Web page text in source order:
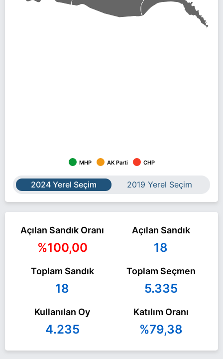
MHP AK Parti CHP
2024 Yerel Seçim 2019 Yerel Seçim
Açılan Sandık Oranı
%100,00
Açılan Sandık
18
Toplam Sandık
18
Toplam Seçmen
5.335
Kullanılan Oy
4.235
Katılım Oranı
%79,38